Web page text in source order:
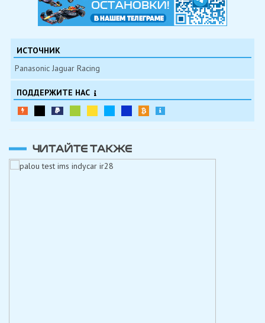
ИСТОЧНИК
Panasonic Jaguar Racing
ПОДДЕРЖИТЕ НАС
ЧИТАЙТЕ ТАКЖЕ